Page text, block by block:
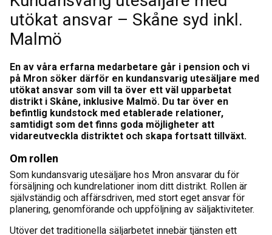
utökat ansvar – Skåne syd inkl.
Malmö
En av våra erfarna medarbetare går i pension och vi
på Mron söker därför en kundansvarig utesäljare med
utökat ansvar som vill ta över ett väl upparbetat
distrikt i Skåne, inklusive Malmö. Du tar över en
befintlig kundstock med etablerade relationer,
samtidigt som det finns goda möjligheter att
vidareutveckla distriktet och skapa fortsatt tillväxt.
Om rollen
Som kundansvarig utesäljare hos Mron ansvarar du för
försäljning och kundrelationer inom ditt distrikt. Rollen är
självständig och affärsdriven, med stort eget ansvar för
planering, genomförande och uppföljning av säljaktiviteter.
Utöver det traditionella säljarbetet innebär tjänsten ett